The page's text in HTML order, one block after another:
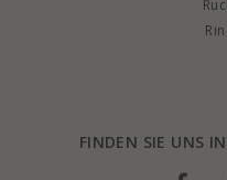
FINDEN SIE UNS